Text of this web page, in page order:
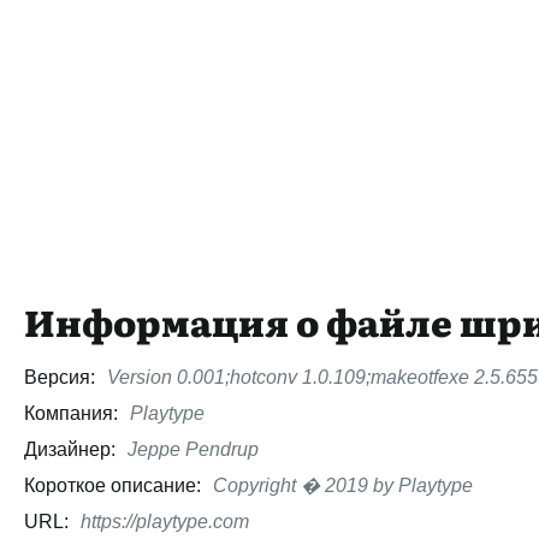
Информация о файле
Версия:
Version 0.001;hotconv 1.0.109;makeotfexe
Компания:
Playtype
Дизайнер:
Jeppe Pendrup
Короткое описание:
Copyright � 2019 by Playtype
URL:
https://playtype.com